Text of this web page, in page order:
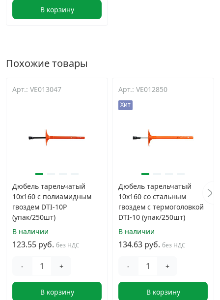
В корзину
Похожие товары
Арт.: VE013047
Дюбель тарельчатый
10х160 с полиамидным
гвоздем DTI-10P
(упак/250шт)
В наличии
123.55 руб. без НДС
- +
В корзину
Арт.: VE012850
Хит
Дюбель тарельчатый
10х160 со стальным
гвоздем с термоголовкой
DTI-10 (упак/250шт)
В наличии
134.63 руб. без НДС
- +
В корзину